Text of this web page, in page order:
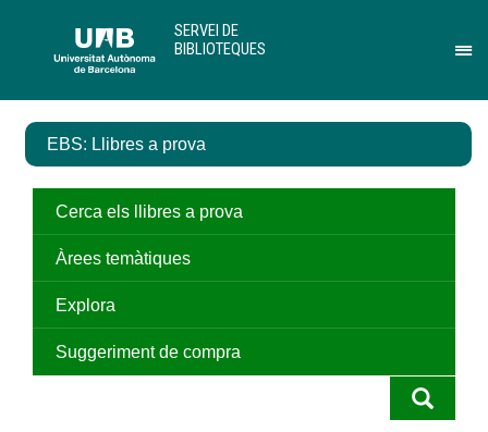
contingut
el
de
SERVEI DE
BIBLIOTEQUES
EBS: Llibres a prova
Cerca els llibres a prova
Àrees temàtiques
Explora
Suggeriment de compra